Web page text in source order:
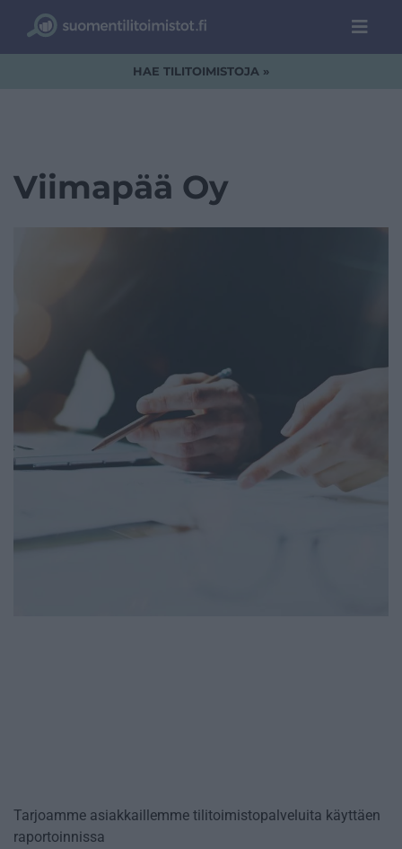
HAE TILITOIMISTOJA »
Viimapää Oy
Tarjoamme asiakkaillemme tilitoimistopalveluita käyttäen
raportoinnissa